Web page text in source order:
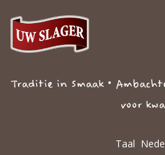
Traditie in Smaak •
voor
Taal